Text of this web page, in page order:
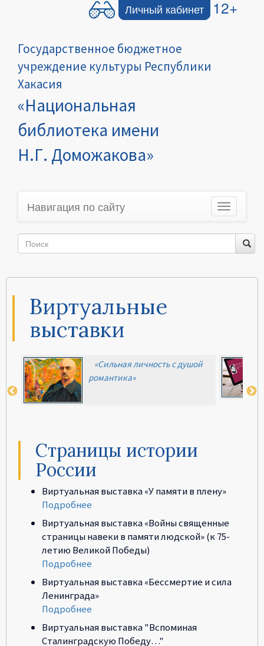
Личный кабинет 12+
Государственное бюджетное
учреждение культуры Республики
Хакасия
«Национальная
библиотека имени
Н.Г. Доможакова»
Toggle
navigation
Навигация по сайту
Виртуальные
выставки
Пётр Трояков – писатель,
воин, учёный
Страницы истории
России
Виртуальная выставка «У памяти в плену»
Подробнее
Виртуальная выставка «Войны священные
страницы навеки в памяти людской» (к 75-
летию Великой Победы)
Подробнее
Виртуальная выставка «Бессмертие и сила
Ленинграда»
Подробнее
Виртуальная выставка "Вспоминая
Сталинградскую Победу…"